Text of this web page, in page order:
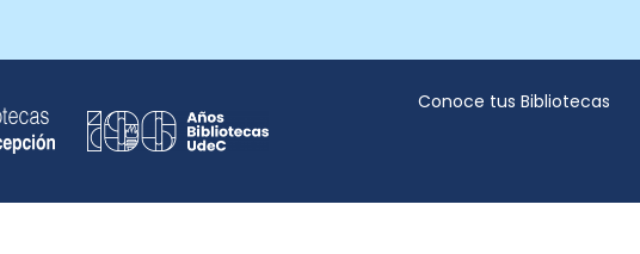
Conoce tus Bibliotecas